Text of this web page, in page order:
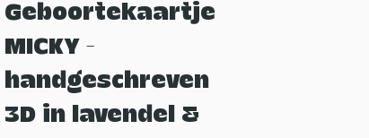
Geboortekaartje
MICKY -
handgeschreven
3D in lavendel &